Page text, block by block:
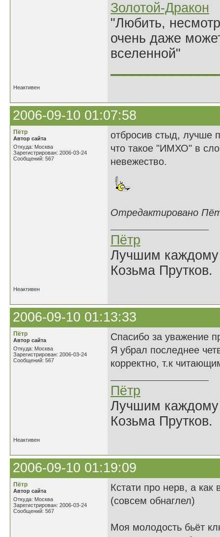
Золотой-Дракон
"Любить,
очень даже
вселенной"
Неактивен
2006-09-10 01:07:58
Пётр
Автор сайта
Откуда: Москва
Зарегистрирован: 2006-03-24
Сообщений: 567
отбросив стыд, лучше
что такое "ИМХО" в
невежество.
Отредактировано
Пётр
Лучшим каждому
Козьма Прутков.
Неактивен
2006-09-10 01:13:33
Пётр
Автор сайта
Откуда: Москва
Зарегистрирован: 2006-03-24
Сообщений: 567
Спасибо за уважение
Я убрал последнее
корректно, т.к
Пётр
Лучшим каждому
Козьма Прутков.
Неактивен
2006-09-10 01:19:09
Пётр
Автор сайта
Откуда: Москва
Зарегистрирован: 2006-03-24
Сообщений: 567
Кстати про нерв, а как
(совсем обнаглел)
Моя молодость бьёт